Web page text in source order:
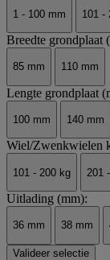
1 - 100 mm 101 -
Breedte grondplaat
85 mm 110 mm
Lengte grondplaat
100 mm 140 mm
Wiel/Zwenkwielen
101 - 200 kg 201
Uitlading (mm):
36 mm 38 mm
Valideer selectie